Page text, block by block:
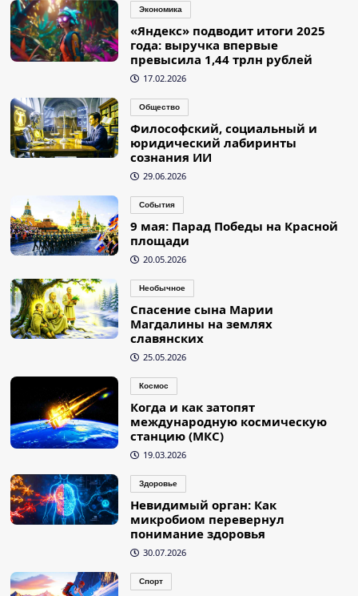
Экономика
«Яндекс» подводит итоги 2025
года: выручка впервые
превысила 1,44 трлн рублей
17.02.2026
Общество
Философский, социальный и
юридический лабиринты
сознания ИИ
29.06.2026
События
9 мая: Парад Победы на Красной
площади
20.05.2026
Необычное
Спасение сына Марии
Магдалины на землях
славянских
25.05.2026
Космос
Когда и как затопят
международную космическую
станцию (МКС)
19.03.2026
Здоровье
Невидимый орган: Как
микробиом перевернул
понимание здоровья
30.07.2026
Спорт